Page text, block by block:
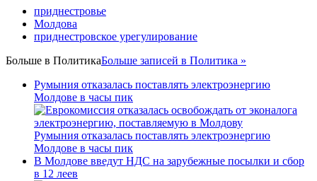
приднестровье
Молдова
приднестровское урегулирование
Больше в ПолитикаБольше записей в Политика »
Румыния отказалась поставлять электроэнергию
Молдове в часы пик
Румыния отказалась поставлять электроэнергию
Молдове в часы пик
В Молдове введут НДС на зарубежные посылки и сбор
в 12 леев